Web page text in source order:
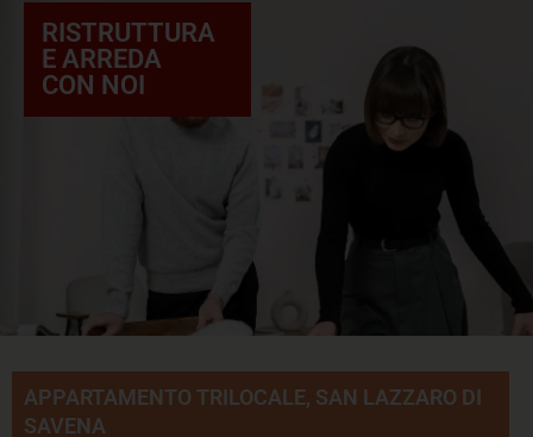
RISTRUTTURA
E ARREDA
CON NOI
APPARTAMENTO TRILOCALE, SAN LAZZARO DI
SAVENA